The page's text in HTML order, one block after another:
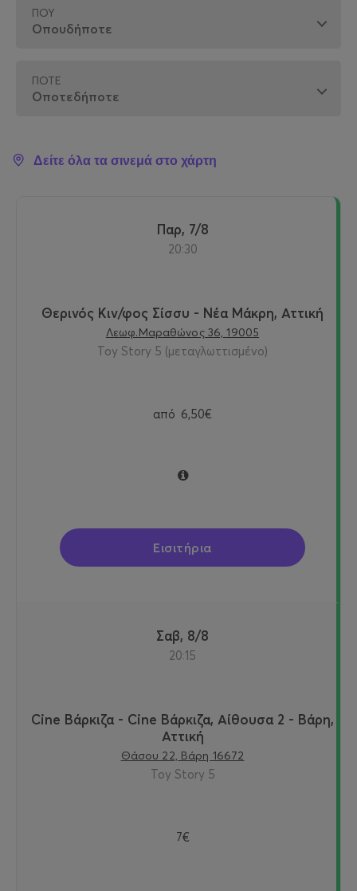
ΠΟΎ
ΠΌΤΕ
Δείτε όλα τα σινεμά στο χάρτη
Παρ, 7/8
20:30
Θερινός Κιν/φος Σίσσυ - Νέα Μάκρη, Αττική
Λεωφ.Μαραθώνος 36, 19005
Toy Story 5 (μεταγλωττισμένο)
από 6,50€
Εισιτήρια
Σαβ, 8/8
20:15
Cine Βάρκιζα - Cine Βάρκιζα, Αίθουσα 2 - Βάρη,
Αττική
Θάσου 22, Βάρη 16672
Toy Story 5
7€